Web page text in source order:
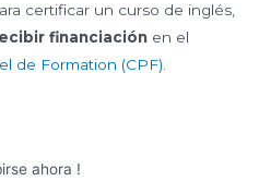
certificar un curso de inglés,
financiación en el
de Formation (CPF)
ahora !